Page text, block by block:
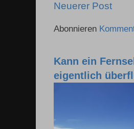
Neuerer Post
Abonnieren
Kann ein
eigentlich